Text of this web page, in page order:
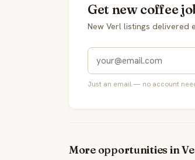
Get new coffee
New Verl listings delivered
Just an email — no account
More opportunities in